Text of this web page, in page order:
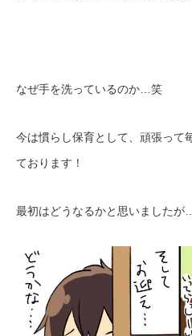
なぜ手を洗っているのか…笑
今は慣らし保育として、頑張って
ております！
最初はどうなるかと思いましたが